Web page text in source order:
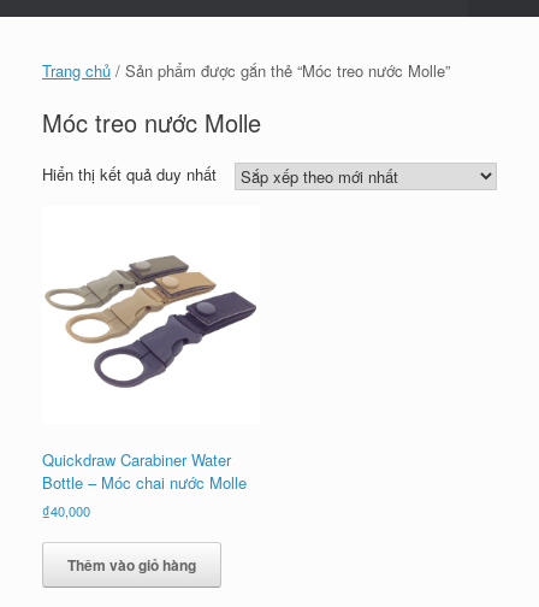
Trang chủ / Sản phẩm được gắn thẻ “Móc treo nước Molle”
Móc treo nước Molle
Hiển thị kết quả duy nhất
Quickdraw Carabiner Water
Bottle – Móc chai nước Molle
₫40,000
Thêm vào giỏ hàng